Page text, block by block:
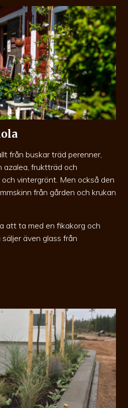
från buskar träd perenner,
azalea, fruktträd och
vintergrönt. Men också den
från gården och krukan
att ta med en fikakorg och
även glass från